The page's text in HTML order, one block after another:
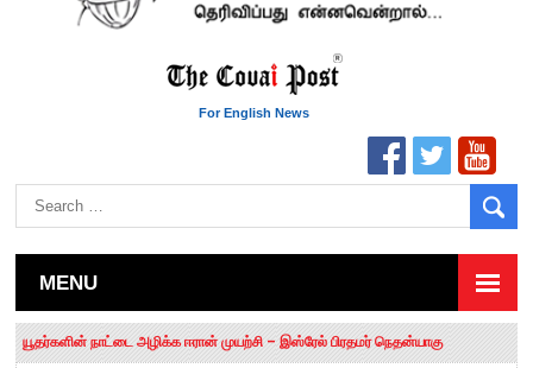
For English News
MENU
யூதர்களின் நாட்டை அழிக்க ஈரான் முயற்சி – இஸ்ரேல் பிரதமர் நெதன்யாகு
“மக்களால் நிராகரிக்கப்பட்டவர் ஸ்டாலின்!” – செங்கோட்டையன்